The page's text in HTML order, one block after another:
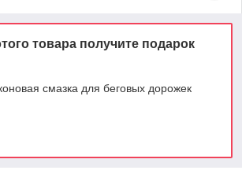
товара получите подарок
смазка для беговых дорожек